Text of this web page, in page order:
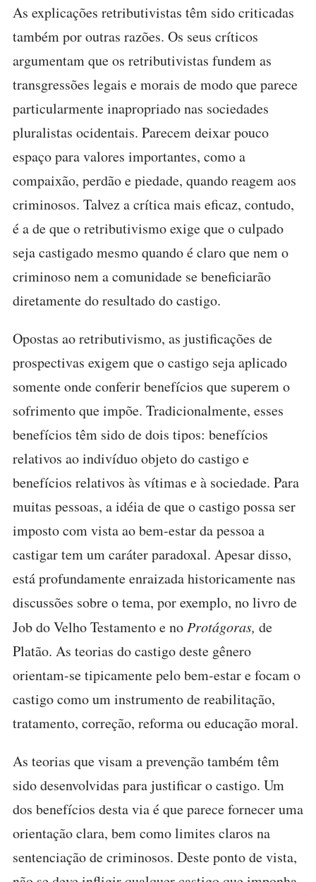
As explicações retributivistas têm sido criticadas
também por outras razões. Os seus críticos
argumentam que os retributivistas fundem as
transgressões legais e morais de modo que parece
particularmente inapropriado nas sociedades
pluralistas ocidentais. Parecem deixar pouco
espaço para valores importantes, como a
compaixão, perdão e piedade, quando reagem aos
criminosos. Talvez a crítica mais eficaz, contudo,
é a de que o retributivismo exige que o culpado
seja castigado mesmo quando é claro que nem o
criminoso nem a comunidade se beneficiarão
diretamente do resultado do castigo.
Opostas ao retributivismo, as justificações de
prospectivas exigem que o castigo seja aplicado
somente onde conferir benefícios que superem o
sofrimento que impõe. Tradicionalmente, esses
benefícios têm sido de dois tipos: benefícios
relativos ao indivíduo objeto do castigo e
benefícios relativos às vítimas e à sociedade. Para
muitas pessoas, a idéia de que o castigo possa ser
imposto com vista ao bem-estar da pessoa a
castigar tem um caráter paradoxal. Apesar disso,
está profundamente enraizada historicamente nas
discussões sobre o tema, por exemplo, no livro de
Job do Velho Testamento e no Protágoras, de
Platão. As teorias do castigo deste gênero
orientam-se tipicamente pelo bem-estar e focam o
castigo como um instrumento de reabilitação,
tratamento, correção, reforma ou educação moral.
As teorias que visam a prevenção também têm
sido desenvolvidas para justificar o castigo. Um
dos benefícios desta via é que parece fornecer uma
orientação clara, bem como limites claros na
sentenciação de criminosos. Deste ponto de vista,